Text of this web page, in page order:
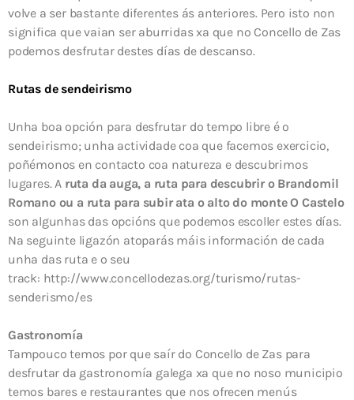
volve a ser bastante diferentes ás anteriores. Pero isto non
significa que vaian ser aburridas xa que no Concello de Zas
podemos desfrutar destes días de descanso.
Rutas de sendeirismo
Unha boa opción para desfrutar do tempo libre é o
sendeirismo; unha actividade coa que facemos exercicio,
poñémonos en contacto coa natureza e descubrimos
lugares. A ruta da auga, a ruta para descubrir o Brandomil
Romano ou a ruta para subir ata o alto do monte O Castelo
son algunhas das opcións que podemos escoller estes días.
Na seguinte ligazón atoparás máis información de cada
unha das ruta e o seu
track: http://www.concellodezas.org/turismo/rutas-
senderismo/es
Gastronomía
Tampouco temos por que saír do Concello de Zas para
desfrutar da gastronomía galega xa que no noso municipio
temos bares e restaurantes que nos ofrecen menús